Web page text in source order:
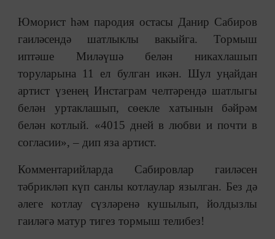
Юморист һәм пародия остасы Данир Сабиров
гаиләсендә шатлыклы вакыйга. Тормыш
иптәше Миләүшә белән никахлашып
торуларына 11 ел булган икән. Шул уңайдан
артист үзенең Инстаграм челтәрендә шатлыгы
белән уртаклашып, сөекле хатынын бәйрәм
белән котлый. «4015 дней в любви и почти в
согласии», – дип яза артист.
Комментарийларда Сабировлар гаиләсен
тәбрикләп күп санлы котлаулар язылган. Без дә
әлеге котлау сүзләренә кушылып, йолдызлы
гаиләгә матур тигез тормыш телибез!